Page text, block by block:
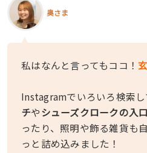
奥さま
私はなんと言ってもココ！
Instagramでいろいろ検索
チやシューズクロークの入
ったり、照明や飾る雑貨も
っと詰め込みました！